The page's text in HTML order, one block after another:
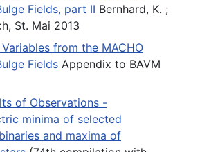
Fields, part II Bernhard, K. ;
St. Mai 2013
from the MACHO
Fields Appendix to BAVM
of Observations -
minima of selected
and maxima of